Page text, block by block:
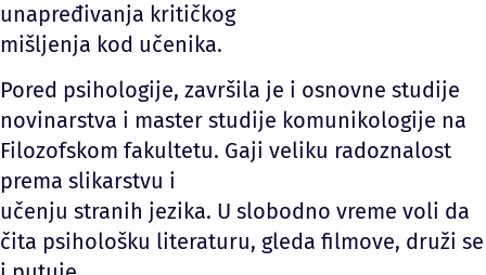
unapređivanja kritičkog
mišljenja kod učenika.
Pored psihologije, završila je i osnovne studije
novinarstva i master studije komunikologije na
Filozofskom fakultetu. Gaji veliku radoznalost
prema slikarstvu i
učenju stranih jezika. U slobodno vreme voli da
čita psihološku literaturu, gleda filmove, druži se